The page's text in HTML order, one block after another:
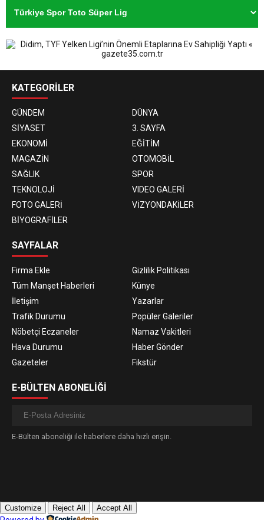
KATEGORİLER
GÜNDEM
DÜNYA
SİYASET
3. SAYFA
EKONOMİ
EĞİTİM
MAGAZİN
OTOMOBİL
SAĞLIK
SPOR
TEKNOLOJİ
VIDEO GALERİ
FOTO GALERİ
VİZYONDAKİLER
BİYOGRAFİLER
SAYFALAR
Firma Ekle
Gizlilik Politikası
Tüm Manşet Haberleri
Künye
İletişim
Yazarlar
Trafik Durumu
Popüler Galeriler
Nöbetçi Eczaneler
Namaz Vakitleri
Hava Durumu
Haber Gönder
Gazeteler
Fikstür
E-BÜLTEN ABONELİĞİ
E-Bülten aboneliği ile haberlere daha hızlı erişin.
Customize Reject All Accept All